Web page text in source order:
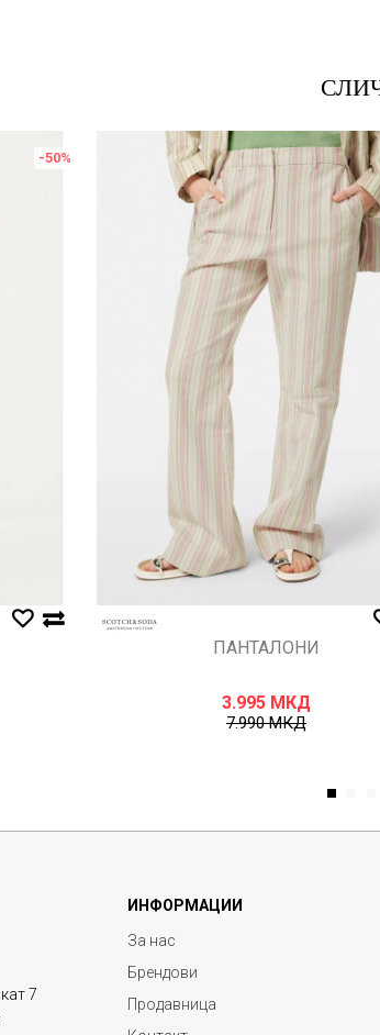
-50%
ПАНТАЛОНИ
3.995 МКД
7.990МКД
1
7
ИНФОРМАЦИИ
За нас
Брендови
Продавница